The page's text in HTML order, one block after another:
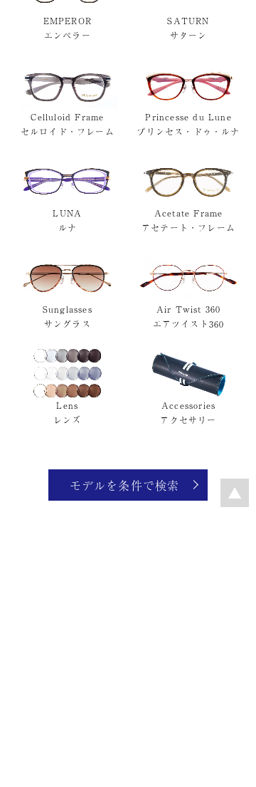
EMPEROR
エンペラー
SATURN
サターン
Celluloid Frame
セルロイド・フレーム
Princesse du Lune
プリンセス・ドゥ・ルナ
LUNA
ルナ
Acetate Frame
アセテート・フレーム
Sunglasses
サングラス
Air Twist 360
エアツイスト360
Lens
レンズ
Accessories
アクセサリー
モデルを条件で検索